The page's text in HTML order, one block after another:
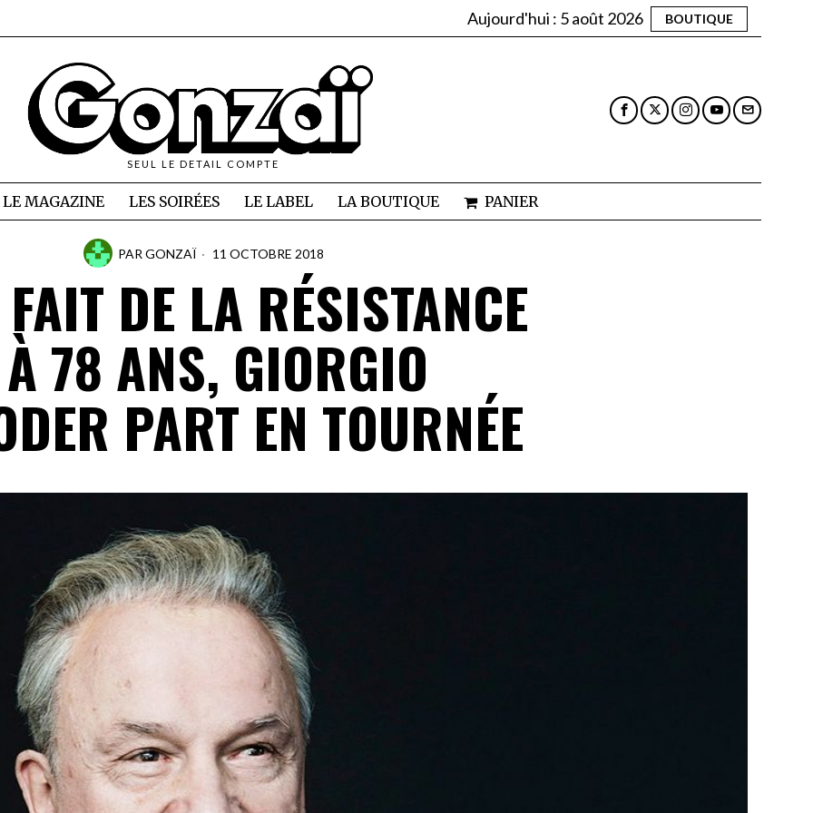
Aujourd'hui : 5 août 2026 BOUTIQUE
SEUL LE DETAIL COMPTE
LE MAGAZINE LES SOIRÉES LE LABEL LA BOUTIQUE PANIER
PAR GONZAÏ 11 OCTOBRE 2018
DE LA RÉSISTANCE
78 ANS, GIORGIO
PART EN TOURNÉE